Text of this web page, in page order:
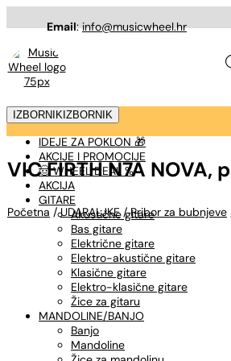
Email: info@musicwheel.hr
IZBORNIK IZBORNIK
IDEJE ZA POKLON 🎁
AKCIJE I PROMOCIJE
🤠 WHEEL DEAL %
AKCIJA
GITARE
Akustične gitare
Bas gitare
Električne gitare
Elektro-akustične gitare
Klasične gitare
Elektro-klasične gitare
Žice za gitaru
MANDOLINE/BANJO
Banjo
Mandoline
VIC FIRTH N7A
Početna /UDARALJKE/Pribor za bubnjeve